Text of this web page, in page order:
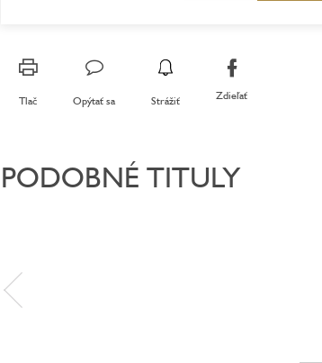
Tlač Opýtať sa Strážiť Zdieľať
PODOBNÉ TITULY